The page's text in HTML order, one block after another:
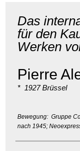
Das
für den
Werken
Pierre
* 1927 Brüssel
Bewegung: Gruppe
nach 1945;